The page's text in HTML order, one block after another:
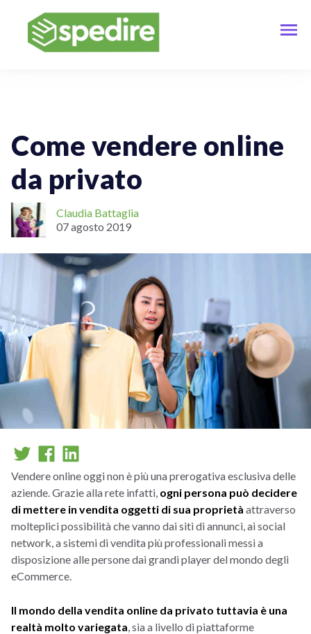
Come vendere online
da privato
Claudia Battaglia
07 agosto 2019
Vendere online oggi non è più una prerogativa esclusiva delle
aziende. Grazie alla rete infatti, ogni persona può decidere
di mettere in vendita oggetti di sua proprietà attraverso
molteplici possibilità che vanno dai siti di annunci, ai social
network, a sistemi di vendita più professionali messi a
disposizione alle persone dai grandi player del mondo degli
eCommerce.
Il mondo della vendita online da privato tuttavia è una
realtà molto variegata, sia a livello di piattaforme